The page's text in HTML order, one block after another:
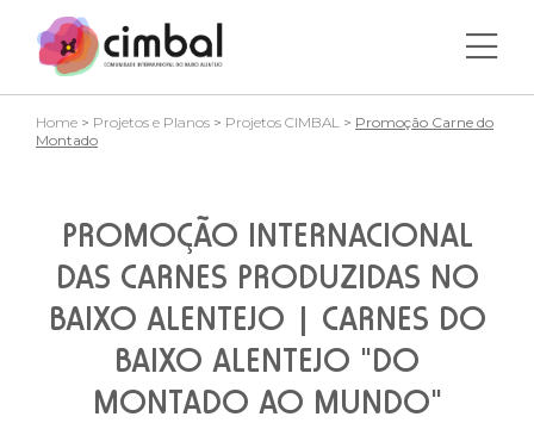
Home > Projetos e Planos > Projetos CIMBAL > Promoção Carne do
Montado
PROMOÇÃO INTERNACIONAL
DAS CARNES PRODUZIDAS NO
BAIXO ALENTEJO | CARNES DO
BAIXO ALENTEJO "DO
MONTADO AO MUNDO"